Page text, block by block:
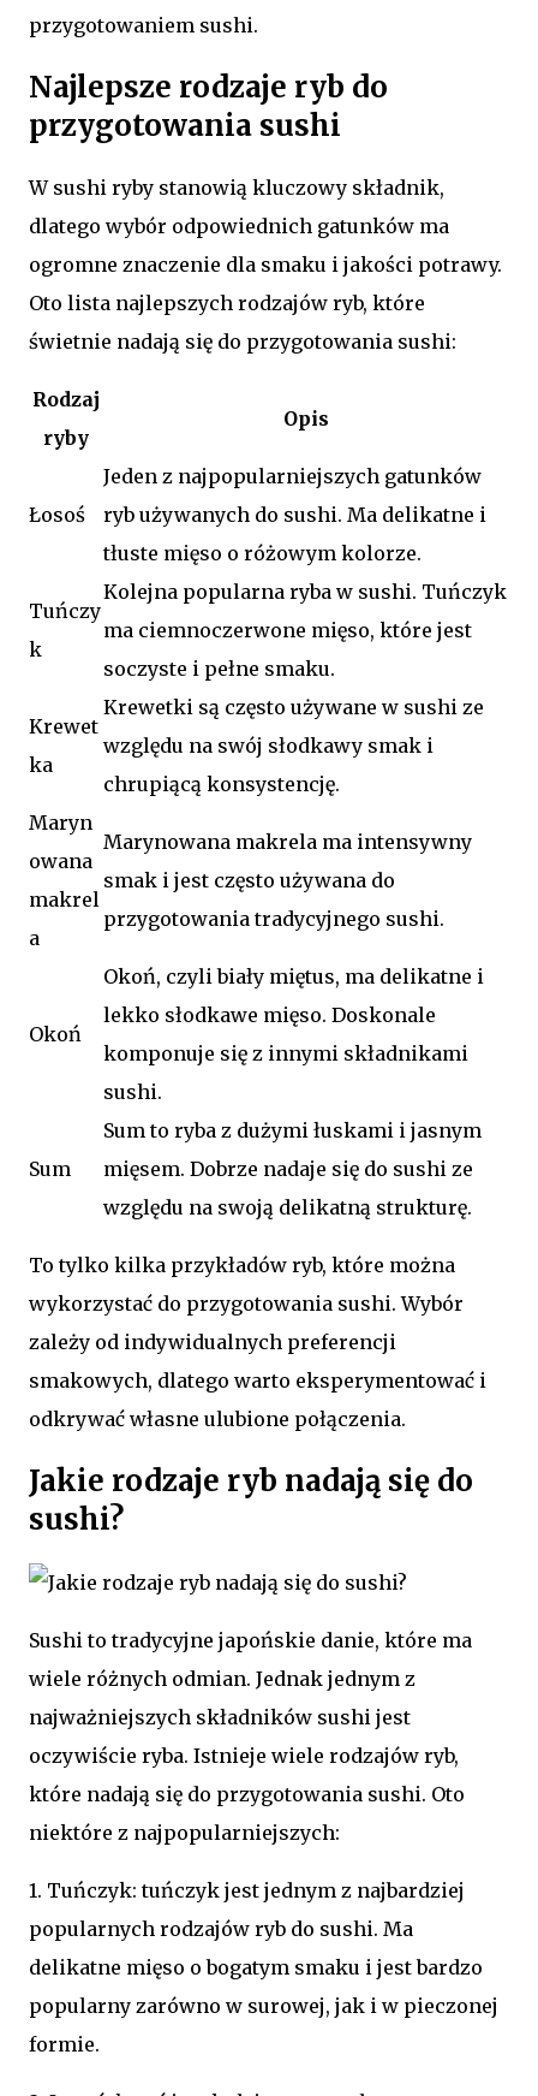
przygotowaniem sushi.
Najlepsze rodzaje ryb do
przygotowania sushi
W sushi ryby stanowią kluczowy składnik,
dlatego wybór odpowiednich gatunków ma
ogromne znaczenie dla smaku i jakości potrawy.
Oto lista najlepszych rodzajów ryb, które
świetnie nadają się do przygotowania sushi:
Rodzaj
ryby
Opis
Łosoś
Jeden z najpopularniejszych gatunków
ryb używanych do sushi. Ma delikatne i
tłuste mięso o różowym kolorze.
Tuńczy
k
Kolejna popularna ryba w sushi. Tuńczyk
ma ciemnoczerwone mięso, które jest
soczyste i pełne smaku.
Krewet
ka
Krewetki są często używane w sushi ze
względu na swój słodkawy smak i
chrupiącą konsystencję.
Maryn
owana
makrel
a
Marynowana makrela ma intensywny
smak i jest często używana do
przygotowania tradycyjnego sushi.
Okoń
Okoń, czyli biały miętus, ma delikatne i
lekko słodkawe mięso. Doskonale
komponuje się z innymi składnikami
sushi.
Sum
Sum to ryba z dużymi łuskami i jasnym
mięsem. Dobrze nadaje się do sushi ze
względu na swoją delikatną strukturę.
To tylko kilka przykładów ryb, które można
wykorzystać do przygotowania sushi. Wybór
zależy od indywidualnych preferencji
smakowych, dlatego warto eksperymentować i
odkrywać własne ulubione połączenia.
Jakie rodzaje ryb nadają się do
sushi?
Sushi to tradycyjne japońskie danie, które ma
wiele różnych odmian. Jednak jednym z
najważniejszych składników sushi jest
oczywiście ryba. Istnieje wiele rodzajów ryb,
które nadają się do przygotowania sushi. Oto
niektóre z najpopularniejszych:
1. Tuńczyk: tuńczyk jest jednym z najbardziej
popularnych rodzajów ryb do sushi. Ma
delikatne mięso o bogatym smaku i jest bardzo
popularny zarówno w surowej, jak i w pieczonej
formie.